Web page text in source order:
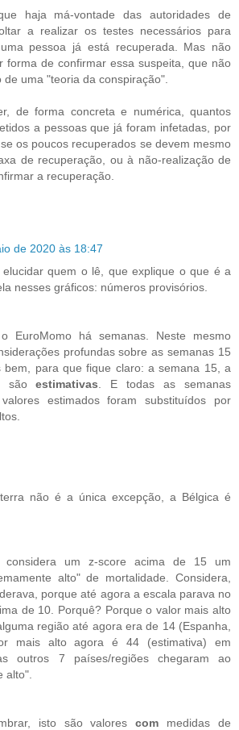
haja má-vontade das autoridades de
a realizar os testes necessários para
pessoa já está recuperada. Mas não
forma de confirmar essa suspeita, que não
de uma "teoria da conspiração".
de forma concreta e numérica, quantos
a pessoas que já foram infetadas, por
os poucos recuperados se devem mesmo
de recuperação, ou à não-realização de
a recuperação.
de 2020 às 18:47
elucidar quem o lê, que explique o que é a
nesses gráficos: números provisórios.
EuroMomo há semanas. Neste mesmo
profundas sobre as semanas 15
bem, para que fique claro: a semana 15, a
sãoestimativas . E todas as semanas
estimados foram substituídos por
não é a única excepção, a Bélgica é
considera um z-score acima de 15 um
alto" de mortalidade. Considera,
porque até agora a escala parava no
de 10. Porquê? Porque o valor mais alto
região até agora era de 14 (Espanha,
mais alto agora é 44 (estimativa) em
outros 7 países/regiões chegaram ao
alto".
isto são valorescom medidas de